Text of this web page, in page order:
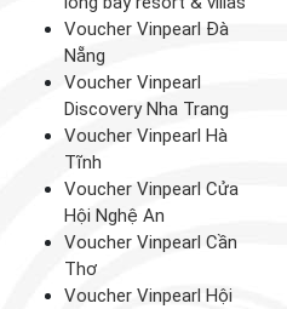
Voucher Vinpearl Đà
Nẵng
Voucher Vinpearl
Discovery Nha Trang
Voucher Vinpearl Hà
Tĩnh
Voucher Vinpearl Cửa
Hội Nghệ An
Voucher Vinpearl Cần
Thơ
Voucher Vinpearl Hội